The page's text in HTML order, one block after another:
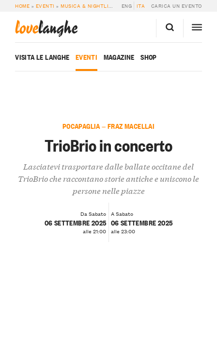
HOME » EVENTI »MUSICA & NIGHTLIFE TRIOBRIO IN CONCERTO
ENG ITA CARICA UN EVENTO
lovelanghe
VISITA LE LANGHE EVENTI MAGAZINE SHOP
POCAPAGLIA — FRAZ MACELLAI
TrioBrio in concerto
Lasciatevi trasportare dalle ballate occitane del
TrioBrio che raccontano storie antiche e uniscono le
persone nelle piazze
Da Sabato
06 SETTEMBRE 2025
alle 21:00
A Sabato
06 SETTEMBRE 2025
alle 23:00